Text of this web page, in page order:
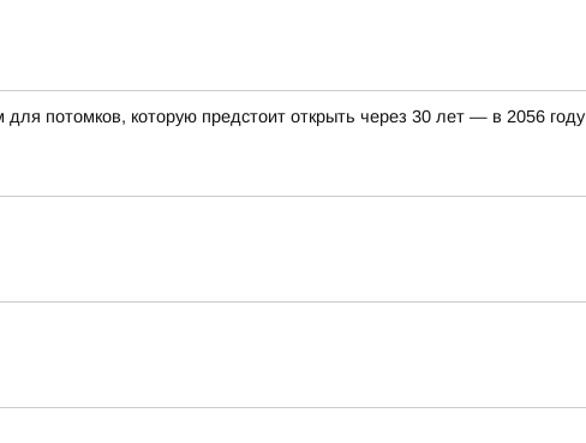
потомков, которую предстоит открыть через 30 лет — в 2056 году